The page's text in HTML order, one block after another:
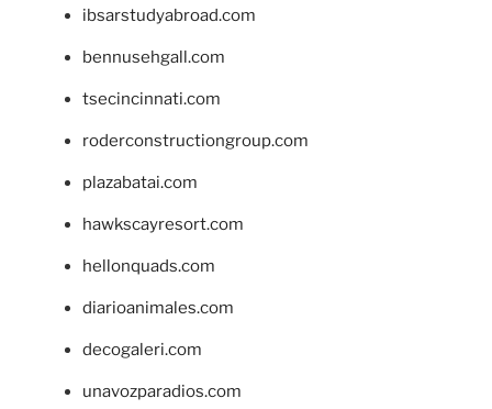
ibsarstudyabroad.com
bennusehgall.com
tsecincinnati.com
roderconstructiongroup.com
plazabatai.com
hawkscayresort.com
hellonquads.com
diarioanimales.com
decogaleri.com
unavozparadios.com